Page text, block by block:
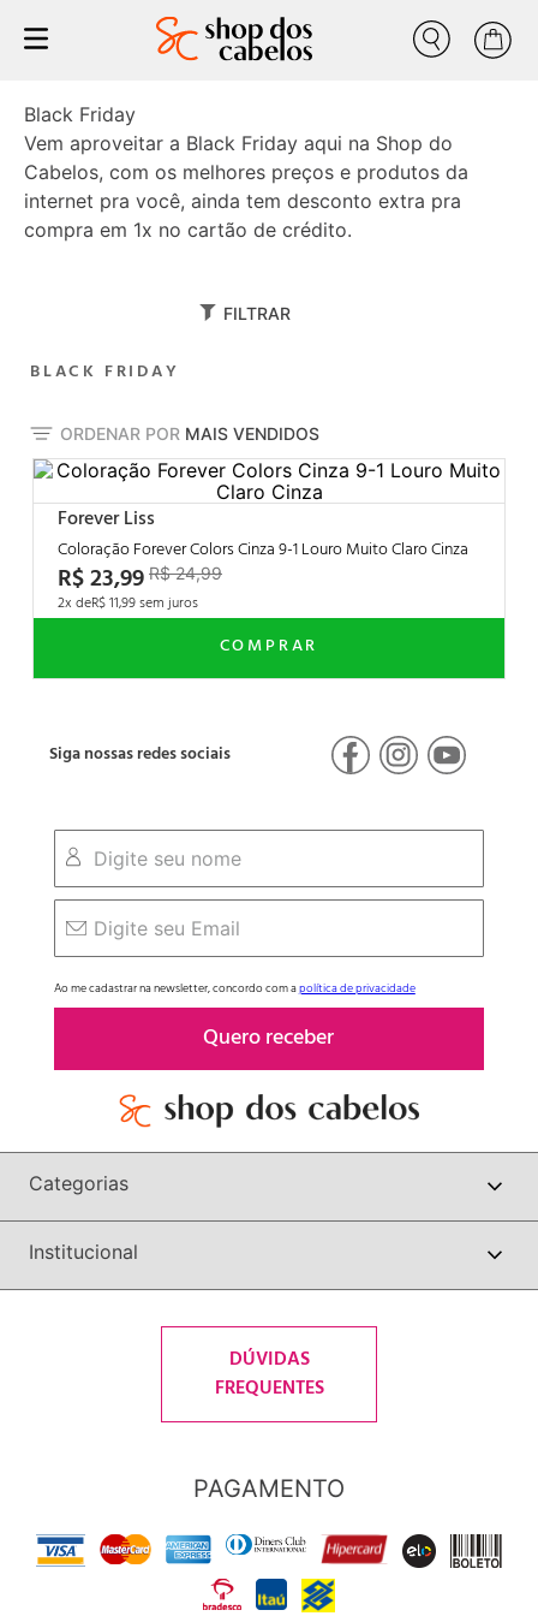
Buscar
Black Friday
Vem aproveitar a Black Friday aqui na Shop do
Cabelos, com os melhores preços e produtos da
internet pra você, ainda tem desconto extra pra
compra em 1x no cartão de crédito.
FILTRAR
BLACK FRIDAY
ORDENAR POR MAIS VENDIDOS
4%
Forever Liss
Coloração Forever Colors Cinza 9-1 Louro Muito Claro Cinza
R$23,99 R$ 24,99
2 R$11,99
Siga nossas redes sociais
Ao me cadastrar na newsletter, concordo com apolítica de privacidade
Quero receber
Categorias
Institucional
DÚVIDAS
FREQUENTES
PAGAMENTO
2º tratamento
3º liso
4º forever liss
escovas progressiva
9º coloração forever colors pérola 7-89 louro pérola
10º anabolizante